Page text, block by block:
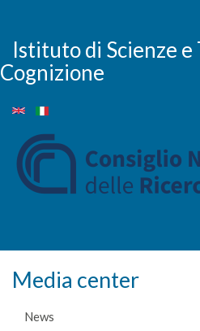
main
content
Istituto di Scienze e
Cognizione
Media center
News